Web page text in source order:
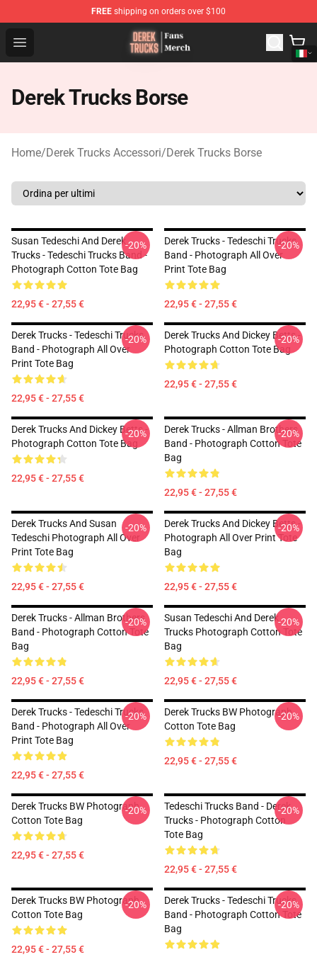
FREE shipping on orders over $100
Open menu
Derek Trucks Store - Official Derek Trucks Merchandise
Derek Trucks Borse
Home/Derek Trucks Accessori/Derek Trucks Borse
Susan Tedeschi And Derek
Trucks - Tedeschi Trucks Band -
Photograph Cotton Tote Bag
22,95 € - 27,55 €
-20%
Derek Trucks - Tedeschi Trucks
Band - Photograph All Over
Print Tote Bag
22,95 € - 27,55 €
-20%
Derek Trucks - Tedeschi Trucks
Band - Photograph All Over
Print Tote Bag
22,95 € - 27,55 €
-20%
Derek Trucks And Dickey Betts -
Photograph Cotton Tote Bag
22,95 € - 27,55 €
-20%
Derek Trucks And Dickey Betts -
Photograph Cotton Tote Bag
22,95 € - 27,55 €
-20%
Derek Trucks - Allman Brothers
Band - Photograph Cotton Tote
Bag
22,95 € - 27,55 €
-20%
Derek Trucks And Susan
Tedeschi Photograph All Over
Print Tote Bag
22,95 € - 27,55 €
-20%
Derek Trucks And Dickey Betts -
Photograph All Over Print Tote
Bag
22,95 € - 27,55 €
-20%
Derek Trucks - Allman Brothers
Band - Photograph Cotton Tote
Bag
22,95 € - 27,55 €
-20%
Susan Tedeschi And Derek
Trucks Photograph Cotton Tote
Bag
22,95 € - 27,55 €
-20%
Derek Trucks - Tedeschi Trucks
Band - Photograph All Over
Print Tote Bag
22,95 € - 27,55 €
-20%
Derek Trucks BW Photograph
Cotton Tote Bag
22,95 € - 27,55 €
-20%
Derek Trucks BW Photograph
Cotton Tote Bag
22,95 € - 27,55 €
-20%
Tedeschi Trucks Band - Derek
Trucks - Photograph Cotton
Tote Bag
22,95 € - 27,55 €
-20%
Derek Trucks BW Photograph
Cotton Tote Bag
22,95 € - 27,55 €
-20%
Derek Trucks - Tedeschi Trucks
Band - Photograph Cotton Tote
Bag
-20%